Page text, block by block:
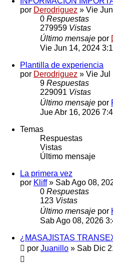
por Derodriguez » Vie
0 Respuestas
279959 Vistas
Último mensaje por
Vie Jun 14, 2024
Plantilla de experiencia
por Derodriguez » Vie Jul
9 Respuestas
229091 Vistas
Último mensaje por
Jue Abr 16, 2026
Temas
Respuestas
Vistas
Último mensaje
La primera vez
por Kliff» Sab Ago 08,
0 Respuestas
123 Vistas
Último mensaje por
Sab Ago 08, 2026
¿MASAJISTAS
por Juanillo » Sab Dic